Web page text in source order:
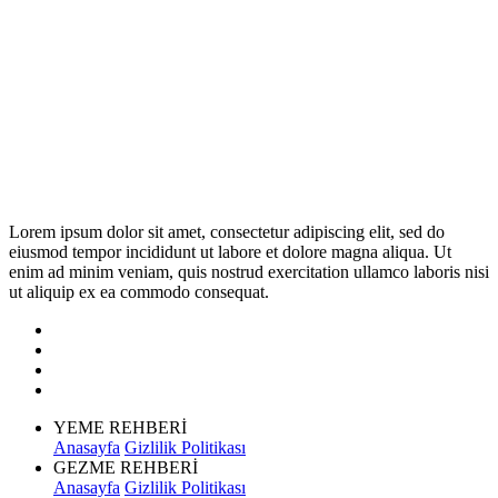
Lorem ipsum dolor sit amet, consectetur adipiscing elit, sed do
eiusmod tempor incididunt ut labore et dolore magna aliqua. Ut
enim ad minim veniam, quis nostrud exercitation ullamco laboris nisi
ut aliquip ex ea commodo consequat.
YEME REHBERİ
Anasayfa Gizlilik Politikası
GEZME REHBERİ
Anasayfa Gizlilik Politikası